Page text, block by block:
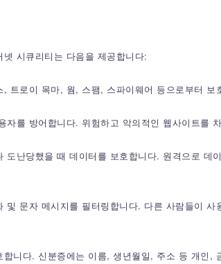
시큐리티는 다음을 제공합니다:
, 트로이 목마, 웜, 스팸, 스파이웨어 등으로부터 보
자를 방어합니다. 위험하고 악의적인 웹사이트를
도난당했을 때 데이터를 보호합니다. 원격으로
및 문자 메시지를 필터링합니다. 다른 사람들이
합니다. 신분증에는 이름, 생년월일, 주소 등 개인